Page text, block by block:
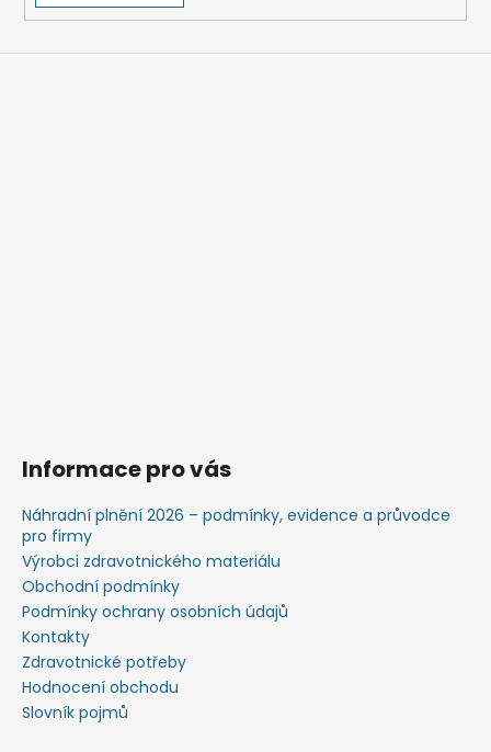
Informace pro vás
Náhradní plnění 2026 – podmínky, evidence a průvodce
pro firmy
Výrobci zdravotnického materiálu
Obchodní podmínky
Podmínky ochrany osobních údajů
Kontakty
Zdravotnické potřeby
Hodnocení obchodu
Slovník pojmů